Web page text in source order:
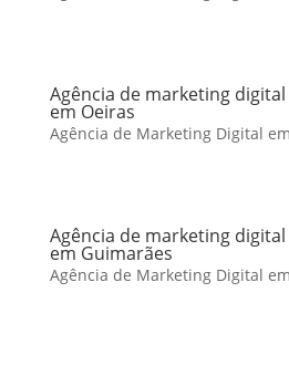
Agência de marketing
em Oeiras
Agência de Marketing Digital
Agência de marketing
em Guimarães
Agência de Marketing Digital